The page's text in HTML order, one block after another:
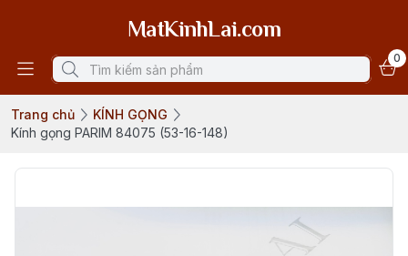
MatKinhLai.com
0
Trang chủ
KÍNH GỌNG
Kính gọng PARIM 84075 (53-16-148)